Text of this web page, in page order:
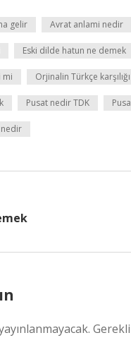
gelir Avrat anlami nedir
Eski dilde hatun ne demek
mi Orjinalin Türkçe
Pusat nedir TDK
nedir